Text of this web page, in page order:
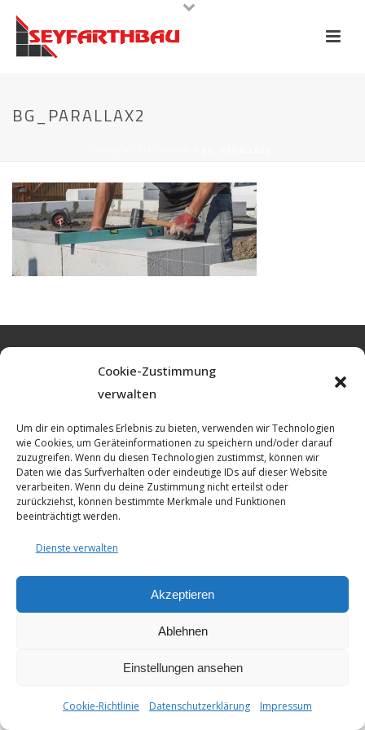
Cookie-Zustimmung
verwalten
Um dir ein optimales Erlebnis zu bieten, verwenden wir Technologien
wie Cookies, um Geräteinformationen zu speichern und/oder darauf
zuzugreifen. Wenn du diesen Technologien zustimmst, können wir
Daten wie das Surfverhalten oder eindeutige IDs auf dieser Website
verarbeiten. Wenn du deine Zustimmung nicht erteilst oder
zurückziehst, können bestimmte Merkmale und Funktionen
beeinträchtigt werden.
Dienste verwalten
Akzeptieren
Ablehnen
Einstellungen ansehen
Cookie-Richtlinie Datenschutzerklärung Impressum
BG_PARALLAX2
© 2025 - Seyfarthbau GmbH & Co. KG | technische Realisierung
durchART.BEKO
Datenschutzerklärung
Impressum